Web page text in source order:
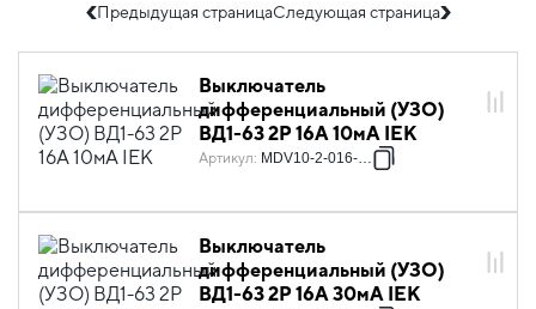
Предыдущая страницаСледующая страница
Выключатель
дифференциальный (УЗО)
ВД1-63 2Р 16А 10мА IEK
Артикул: MDV10-2-016-010
Выключатель
дифференциальный (УЗО)
ВД1-63 2Р 16А 30мА IEK